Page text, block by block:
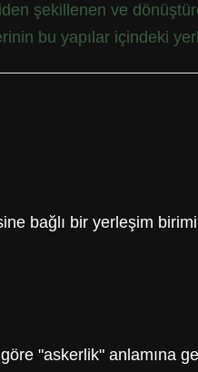
şekillenen ve
bu yapılar içindeki
bağlı bir yerleşim
"askerlik" anlamına